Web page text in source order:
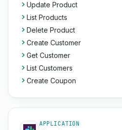
Update Product
List Products
Delete Product
Create Customer
Get Customer
List Customers
Create Coupon
APPLICATION